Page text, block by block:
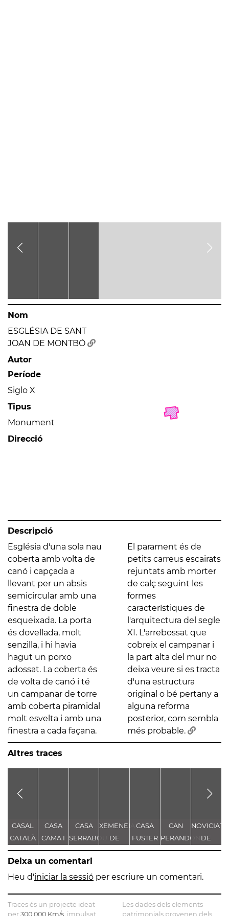
Nom
ESGLÉSIA DE SANT
JOAN DE MONTBÓ
Autor
Període
Siglo X
Tipus
Monument
Direcció
Descripció
Església d'una sola nau
coberta amb volta de
canó i capçada a
llevant per un absis
semicircular amb una
finestra de doble
esqueixada. La porta
és dovellada, molt
senzilla, i hi havia
hagut un porxo
adossat. La coberta és
de volta de canó i té
un campanar de torre
amb coberta piramidal
molt esvelta i amb una
finestra a cada façana.
El parament és de
petits carreus escairats
rejuntats amb morter
de calç seguint les
formes
característiques de
l'arquitectura del segle
XI. L'arrebossat que
cobreix el campanar i
la part alta del mur no
deixa veure si es tracta
d'una estructura
original o bé pertany a
alguna reforma
posterior, com sembla
més probable.
Altres traces
CASAL
CATALÀ
CASA
CAMA I
ESCURRA
CASA
SERRABOU
XEMENEIA
DE
L'ANTIGA
C.E.L.O.
CASA
FUSTER
CAN
PERANDONES
- CASA
FARJAS
NOVICIAT
DE
NOSTRA
DE LA
Deixa un comentari
Heu d'iniciar la sessió per escriure un comentari.
Traces és un projecte ideat
per 300.000 Km/s , impulsat
Les dades dels elements
patrimonials provenen dels